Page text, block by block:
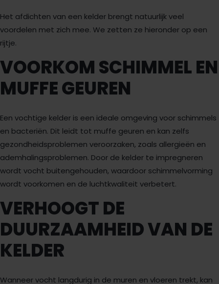
Het afdichten van een kelder brengt natuurlijk veel
voordelen met zich mee. We zetten ze hieronder op een
rijtje.
VOORKOM SCHIMMEL EN
MUFFE GEUREN
Een vochtige kelder is een ideale omgeving voor schimmels
en bacteriën. Dit leidt tot muffe geuren en kan zelfs
gezondheidsproblemen veroorzaken, zoals allergieën en
ademhalingsproblemen. Door de kelder te impregneren
wordt vocht buitengehouden, waardoor schimmelvorming
wordt voorkomen en de luchtkwaliteit verbetert.
VERHOOGT DE
DUURZAAMHEID VAN DE
KELDER
Wanneer vocht langdurig in de muren en vloeren trekt, kan